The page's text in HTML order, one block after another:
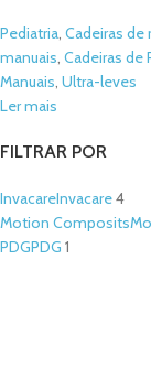
FILTRAR POR
InvacareInvacare4
Motion Composits
PDGPDG 1
Pediatria, Cadeiras de
manuais, Cadeiras de
Manuais, Ultra-leves
Ler mais